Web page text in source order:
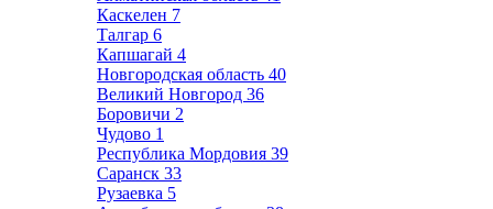
Каскелен 7
Талгар 6
Капшагай 4
Новгородская область 40
Великий Новгород 36
Боровичи 2
Чудово 1
Республика Мордовия 39
Саранск 33
Рузаевка 5